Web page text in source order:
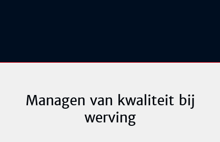
Managen van kwaliteit bij
werving